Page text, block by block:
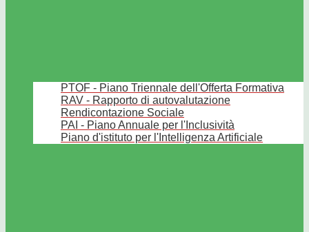
PTOF - Piano Triennale dell'Offerta Formativa
RAV - Rapporto di autovalutazione
Rendicontazione Sociale
PAI - Piano Annuale per l'Inclusività
Piano d'istituto per l'Intelligenza Artificiale